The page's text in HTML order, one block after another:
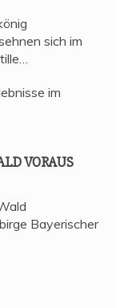
sich im
VORAUS
Bayerischer